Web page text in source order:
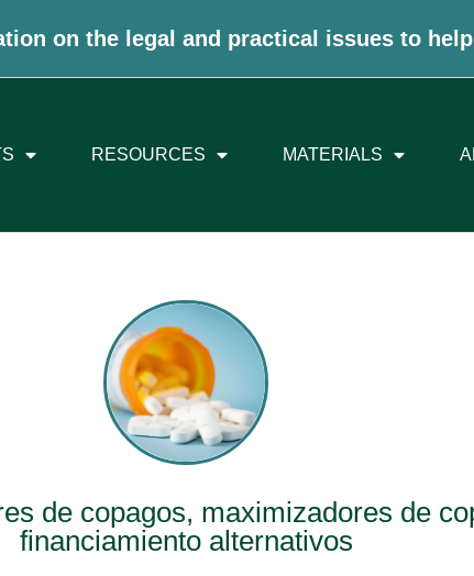
on the legal and practical issues to
RESOURCES MATERIALS
de copagos, maximizadores de
financiamiento alternativos